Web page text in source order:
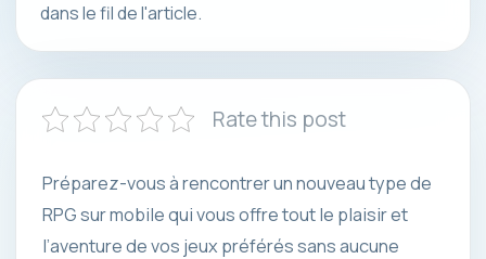
dans le fil de l'article.
Rate this post
Préparez-vous à rencontrer un nouveau type de
RPG sur mobile qui vous offre tout le plaisir et
l’aventure de vos jeux préférés sans aucune